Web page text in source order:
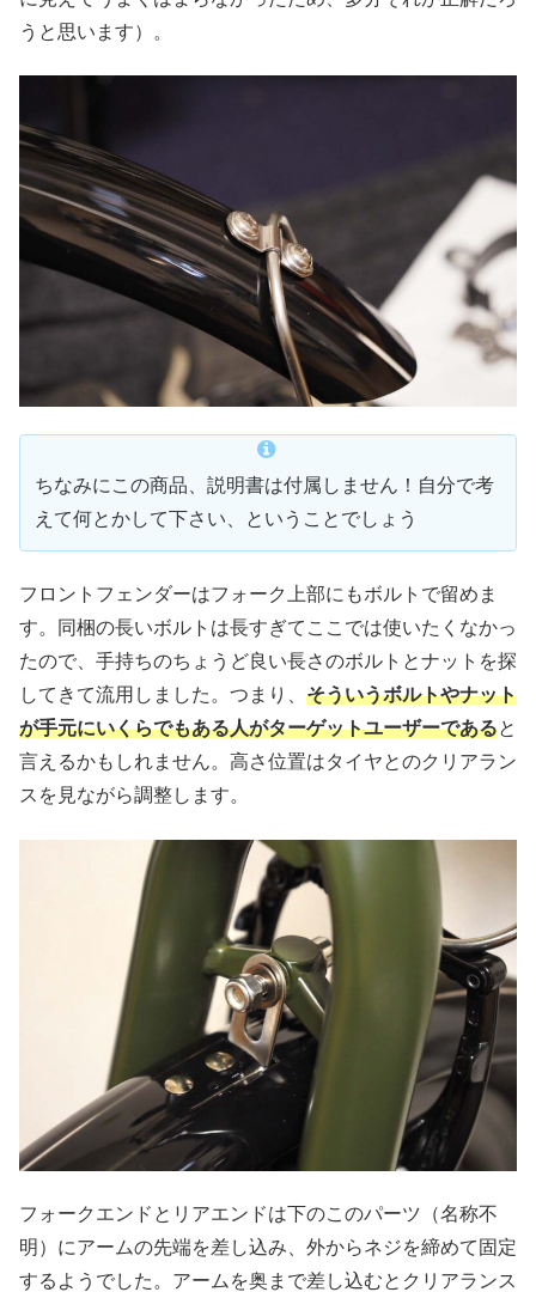
うと思います）。
ちなみにこの商品、説明書は付属しません！自分で考
えて何とかして下さい、ということでしょう
フロントフェンダーはフォーク上部にもボルトで留めま
す。同梱の長いボルトは長すぎてここでは使いたくなかっ
たので、手持ちのちょうど良い長さのボルトとナットを探
してきて流用しました。つまり、 そういうボルトやナット
が手元にいくらでもある人がターゲットユーザーであると
言えるかもしれません。高さ位置はタイヤとのクリアラン
スを見ながら調整します。
フォークエンドとリアエンドは下のこのパーツ（名称不
明）にアームの先端を差し込み、外からネジを締めて固定
するようでした。アームを奥まで差し込むとクリアランス